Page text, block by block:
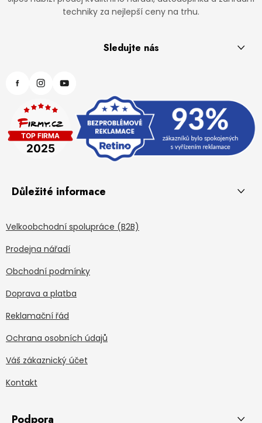
techniky za nejlepší ceny na trhu.
Sledujte nás
Důležité informace
Velkoobchodní spolupráce (B2B)
Prodejna nářadí
Obchodní podmínky
Doprava a platba
Reklamační řád
Ochrana osobních údajů
Váš zákaznický účet
Kontakt
Podpora